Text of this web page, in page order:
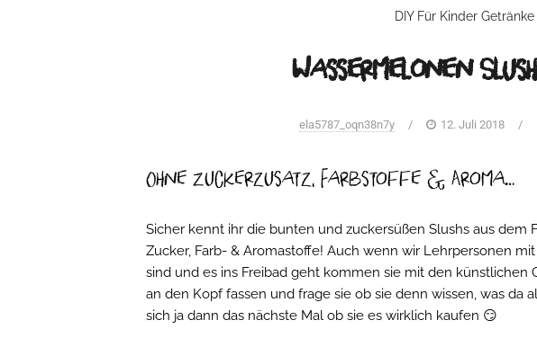
DIY Für Kinder Getränke
Wassermelonen
ela5787_oqn38n7y / 12. Juli 2018 /
Ohne Zuckerzusatz, Farbstoffe & Aroma…
Sicher kennt ihr die bunten und zuckersüßen Slushs aus dem
Zucker, Farb- & Aromastoffe! Auch wenn wir Lehrpersonen
sind und es ins Freibad geht kommen sie mit den künstlichen
an den Kopf fassen und frage sie ob sie denn wissen, was da
sich ja dann das nächste Mal ob sie es wirklich kaufen 😏